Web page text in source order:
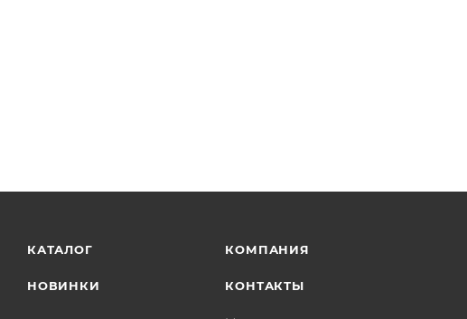
КАТАЛОГ
НОВИНКИ
КОМПАНИЯ
КОНТАКТЫ